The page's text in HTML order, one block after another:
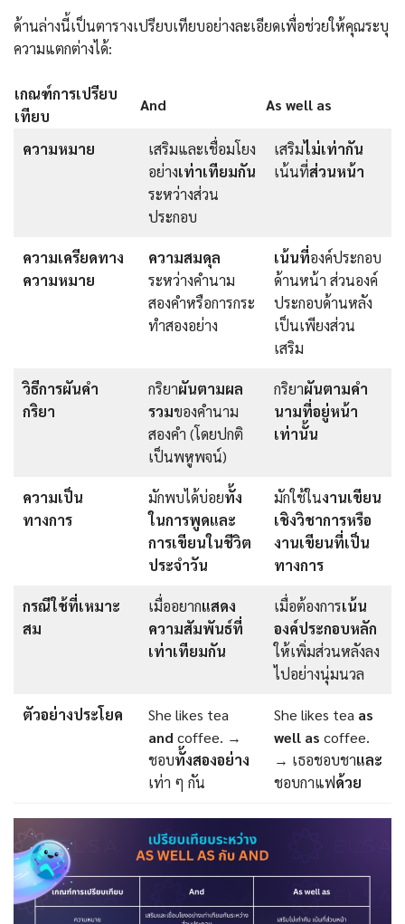
ด้านล่างนี้เป็นตารางเปรียบเทียบอย่างละเอียดเพื่อช่วยให้คุณระบุ
ความแตกต่างได้:
เกณฑ์การเปรียบ
เทียบ
And As well as
ความหมาย
เสริมและเชื่อมโยง
อย่างเท่าเทียมกัน
ระหว่างส่วน
ประกอบ
เสริมไม่เท่ากัน
เน้นที่ส่วนหน้า
ความเครียดทาง
ความหมาย
ความสมดุล
ระหว่างคำนาม
สองคำหรือการกระ
ทำสองอย่าง
เน้นที่องค์ประกอบ
ด้านหน้า ส่วนองค์
ประกอบด้านหลัง
เป็นเพียงส่วน
เสริม
วิธีการผันคำ
กริยา
กริยาผันตามผล
รวมของคำนาม
สองคำ (โดยปกติ
เป็นพหูพจน์)
กริยาผันตามคำ
นามที่อยู่หน้า
เท่านั้น
ความเป็น
ทางการ
มักพบได้บ่อยทั้ง
ในการพูดและ
การเขียนในชีวิต
ประจำวัน
มักใช้ในงานเขียน
เชิงวิชาการหรือ
งานเขียนที่เป็น
ทางการ
กรณีใช้ที่เหมาะ
สม
เมื่ออยากแสดง
ความสัมพันธ์ที่
เท่าเทียมกัน
เมื่อต้องการเน้น
องค์ประกอบหลัก
ให้เพิ่มส่วนหลังลง
ไปอย่างนุ่มนวล
ตัวอย่างประโยค
She likes tea
and coffee. →
ชอบทั้งสองอย่าง
เท่า ๆ กัน
She likes tea as
well as coffee.
→ เธอชอบชาและ
ชอบกาแฟด้วย